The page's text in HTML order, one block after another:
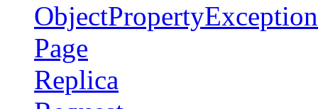
ObjectPropertyException
Page
Replica